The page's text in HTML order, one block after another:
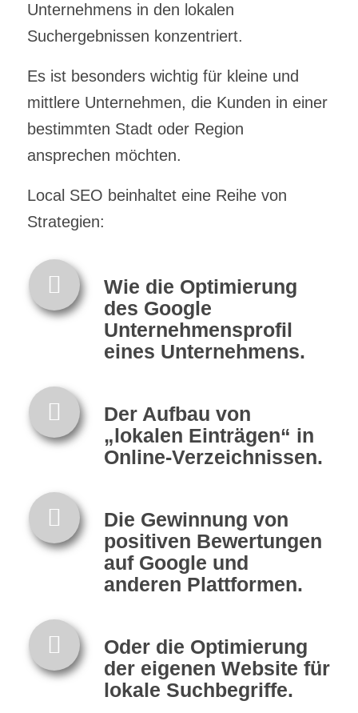
Unternehmens in den lokalen
Suchergebnissen konzentriert.
Es ist besonders wichtig für kleine und
mittlere Unternehmen, die Kunden in einer
bestimmten Stadt oder Region
ansprechen möchten.
Local SEO beinhaltet eine Reihe von
Strategien:
Wie die Optimierung
des Google
Unternehmensprofil
eines Unternehmens.
Der Aufbau von
„lokalen Einträgen“ in
Online-Verzeichnissen.
Die Gewinnung von
positiven Bewertungen
auf Google und
anderen Plattformen.
Oder die Optimierung
der eigenen Website für
lokale Suchbegriffe.